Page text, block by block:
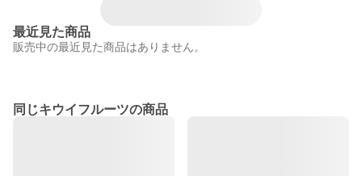
最近見た商品
販売中の最近見た商品はありません。
同じキウイフルーツの商品